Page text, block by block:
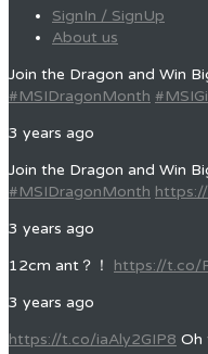
SignIn / SignUp
About us
Join the Dragon and Win
#MSIDragonMonth
3 years ago
Join the Dragon and Win
#MSIDragonMonth
3 years ago
12cm ant？！ https://t.co/
3 years ago
https://t.co/iaAly2GIP8 Oh